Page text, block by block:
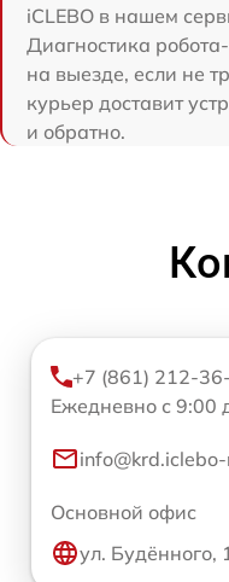
iCLEBO в нашем
Диагностика
на выезде, если не
курьер доставит
и обратно.
+7 (861) 212-
Ежедневно с 9:00
Основной офис
ул. Будённого,